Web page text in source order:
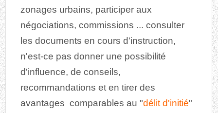
zonages urbains, participer aux
négociations, commissions ... consulter
les documents en cours d'instruction,
n'est-ce pas donner une possibilité
d'influence, de conseils,
recommandations et en tirer des
avantages comparables au "délit d'initié"